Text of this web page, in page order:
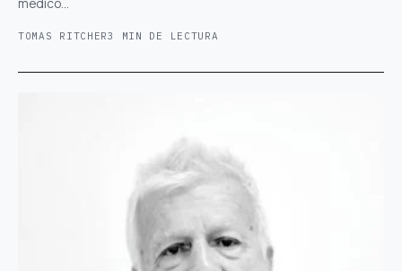
TOMAS RITCHER3 MIN DE LECTURA